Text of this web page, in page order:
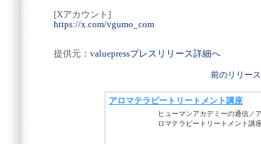
[Xアカウント]
https://x.com/vgumo_com
提供元： valuepressプレスリリース詳細へ
前のリリース